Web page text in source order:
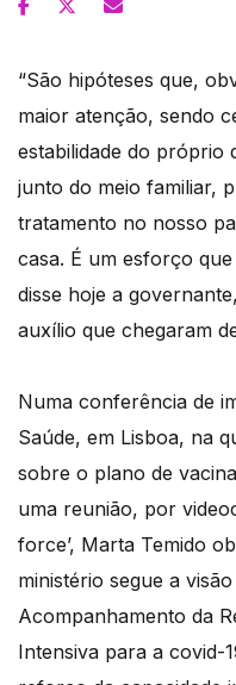
“São hipóteses que,
maior atenção, sendo
estabilidade do próprio
junto do meio familiar,
tratamento no nosso
casa. É um esforço
disse hoje a
auxílio que chegaram
Numa conferência de
Saúde, em Lisboa, na
sobre o plano de
uma reunião, por
force’, Marta Temido
ministério segue a
Acompanhamento da
Intensiva para a covid-